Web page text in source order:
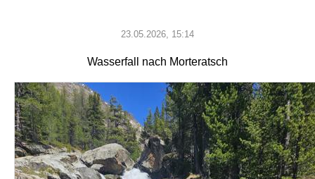
23.05.2026, 15:14
Wasserfall nach Morteratsch